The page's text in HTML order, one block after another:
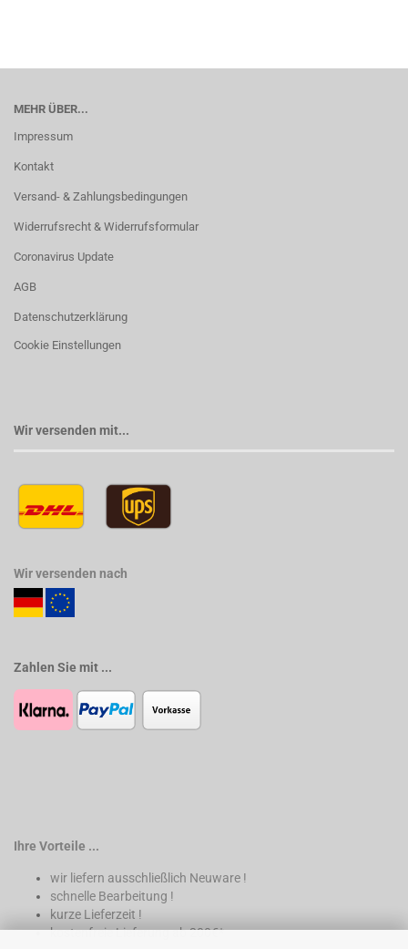
MEHR ÜBER...
Impressum
Kontakt
Versand- & Zahlungsbedingungen
Widerrufsrecht & Widerrufsformular
Coronavirus Update
AGB
Datenschutzerklärung
Cookie Einstellungen
Wir versenden mit...
Wir versenden nach
Zahlen Sie mit ...
Ihre Vorteile ...
wir liefern ausschließlich Neuware !
schnelle Bearbeitung !
kurze Lieferzeit !
kostenfreie Lieferung ab 200€*